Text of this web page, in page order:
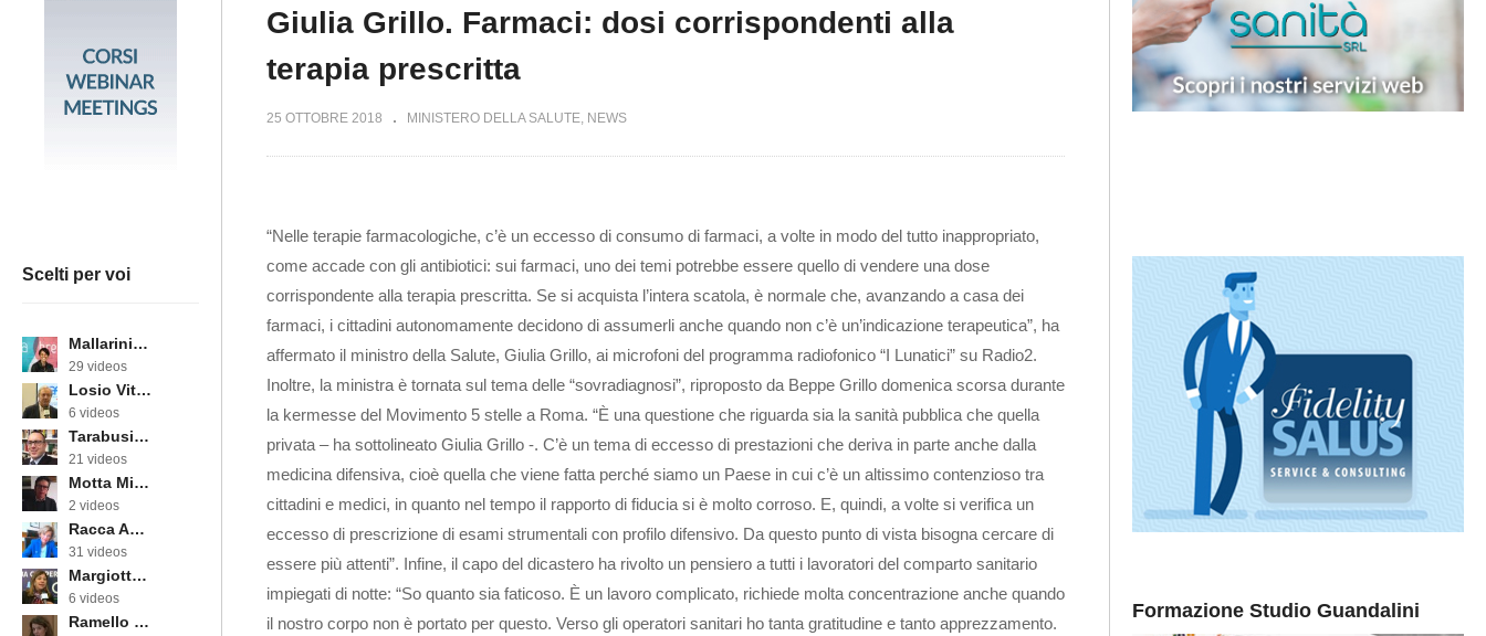
Scelti per voi
Mallarini Erika
29 videos
Losio Vittorino
6 videos
Tarabusi Marcello
21 videos
Motta Michele
2 videos
Racca Annarosa
31 videos
Margiotta Angela
6 videos
Ramello Cinzia
Giulia Grillo. Farmaci: dosi corrispondenti alla
terapia prescritta
25 OTTOBRE 2018 MINISTERO DELLA SALUTE NEWS
“Nelle terapie farmacologiche, c’è un eccesso di consumo di farmaci, a volte in modo del tutto inappropriato,
come accade con gli antibiotici: sui farmaci, uno dei temi potrebbe essere quello di vendere una dose
corrispondente alla terapia prescritta. Se si acquista l’intera scatola, è normale che, avanzando a casa dei
farmaci, i cittadini autonomamente decidono di assumerli anche quando non c’è un’indicazione terapeutica”, ha
affermato il ministro della Salute, Giulia Grillo, ai microfoni del programma radiofonico “I Lunatici” su Radio2.
Inoltre, la ministra è tornata sul tema delle “sovradiagnosi”, riproposto da Beppe Grillo domenica scorsa durante
la kermesse del Movimento 5 stelle a Roma. “È una questione che riguarda sia la sanità pubblica che quella
privata – ha sottolineato Giulia Grillo -. C’è un tema di eccesso di prestazioni che deriva in parte anche dalla
medicina difensiva, cioè quella che viene fatta perché siamo un Paese in cui c’è un altissimo contenzioso tra
cittadini e medici, in quanto nel tempo il rapporto di fiducia si è molto corroso. E, quindi, a volte si verifica un
eccesso di prescrizione di esami strumentali con profilo difensivo. Da questo punto di vista bisogna cercare di
essere più attenti”. Infine, il capo del dicastero ha rivolto un pensiero a tutti i lavoratori del comparto sanitario
impiegati di notte: “So quanto sia faticoso. È un lavoro complicato, richiede molta concentrazione anche quando
il nostro corpo non è portato per questo. Verso gli operatori sanitari ho tanta gratitudine e tanto apprezzamento.
Formazione Studio Guandalini